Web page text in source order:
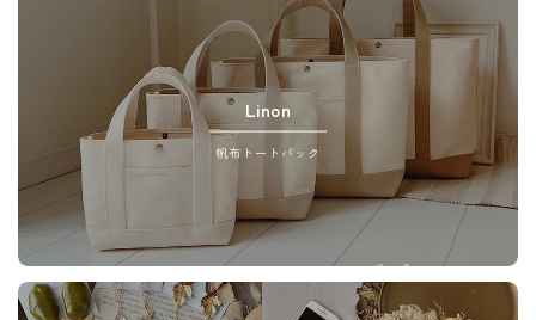
帆布トートバック
Linon